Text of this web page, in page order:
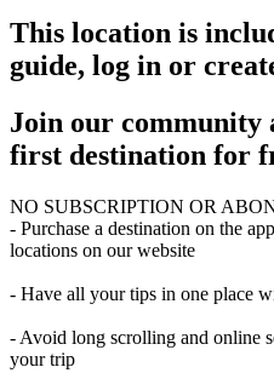
This location is
guide, log in or
Join our community
first destination for
NO SUBSCRIPTION OR
- Purchase a destination on the
locations on our website
- Have all your tips in one place
- Avoid long scrolling and online
your trip